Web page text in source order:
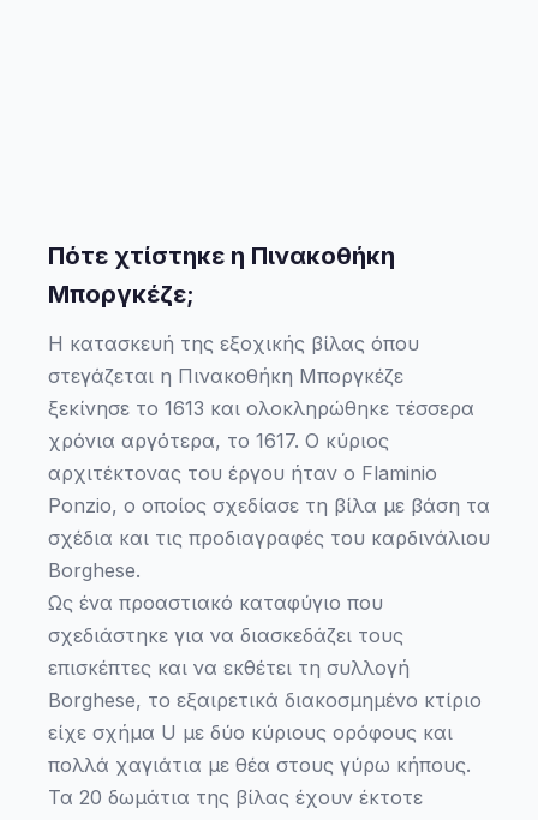
Πότε χτίστηκε η Πινακοθήκη
Μποργκέζε;
Η κατασκευή της εξοχικής βίλας όπου
στεγάζεται η Πινακοθήκη Μποργκέζε
ξεκίνησε το 1613 και ολοκληρώθηκε τέσσερα
χρόνια αργότερα, το 1617. Ο κύριος
αρχιτέκτονας του έργου ήταν ο Flaminio
Ponzio, ο οποίος σχεδίασε τη βίλα με βάση τα
σχέδια και τις προδιαγραφές του καρδινάλιου
Borghese.
Ως ένα προαστιακό καταφύγιο που
σχεδιάστηκε για να διασκεδάζει τους
επισκέπτες και να εκθέτει τη συλλογή
Borghese, το εξαιρετικά διακοσμημένο κτίριο
είχε σχήμα U με δύο κύριους ορόφους και
πολλά χαγιάτια με θέα στους γύρω κήπους.
Τα 20 δωμάτια της βίλας έχουν έκτοτε